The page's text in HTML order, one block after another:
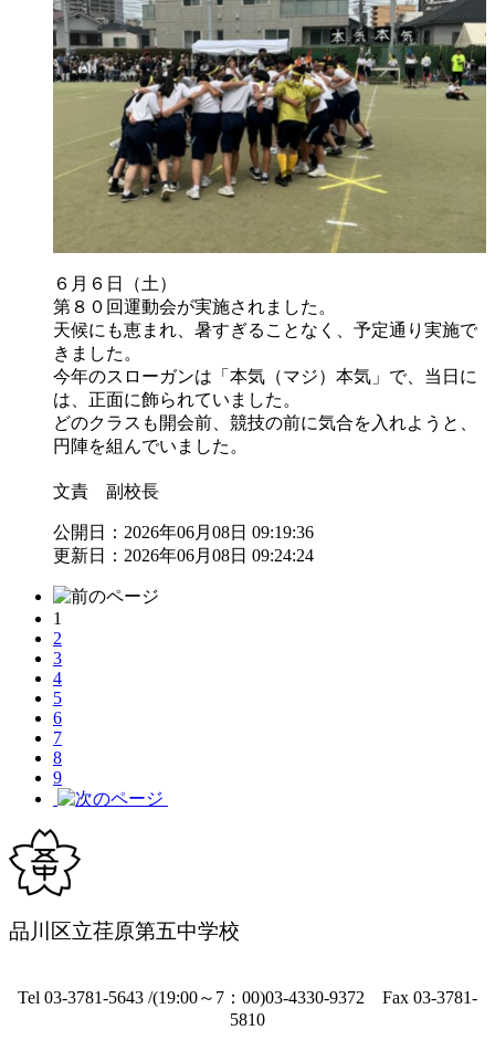
６月６日（土）
第８０回運動会が実施されました。
天候にも恵まれ、暑すぎることなく、予定通り実施で
きました。
今年のスローガンは「本気（マジ）本気」で、当日に
は、正面に飾られていました。
どのクラスも開会前、競技の前に気合を入れようと、
円陣を組んでいました。
文責 副校長
公開日：2026年06月08日 09:19:36
更新日：2026年06月08日 09:24:24
1
2
3
4
5
6
7
8
9
品川区立荏原第五中学校
Tel 03-3781-5643 /(19:00～7：00)03-4330-9372 Fax 03-3781-
5810